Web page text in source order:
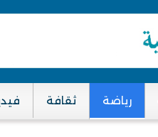
رياضة ثقافة